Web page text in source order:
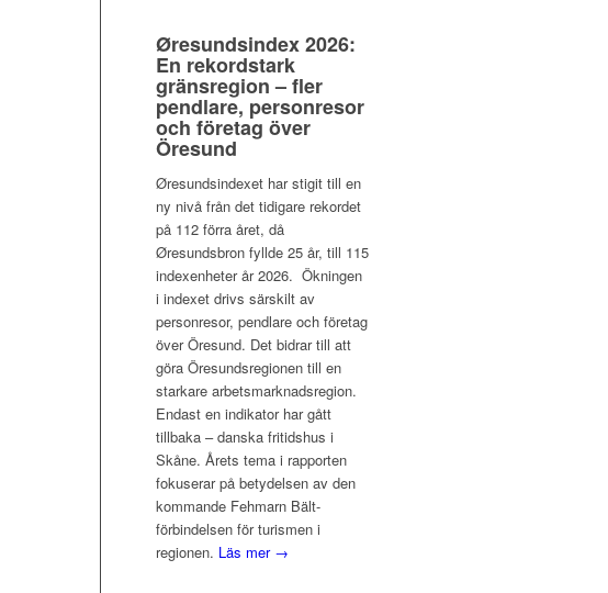
Øresundsindex 2026:
En rekordstark
gränsregion – fler
pendlare, personresor
och företag över
Öresund
Øresundsindexet har stigit till en
ny nivå från det tidigare rekordet
på 112 förra året, då
Øresundsbron fyllde 25 år, till 115
indexenheter år 2026. Ökningen
i indexet drivs särskilt av
personresor, pendlare och företag
över Öresund. Det bidrar till att
göra Öresundsregionen till en
starkare arbetsmarknadsregion.
Endast en indikator har gått
tillbaka – danska fritidshus i
Skåne. Årets tema i rapporten
fokuserar på betydelsen av den
kommande Fehmarn Bält-
förbindelsen för turismen i
regionen. Läs mer →